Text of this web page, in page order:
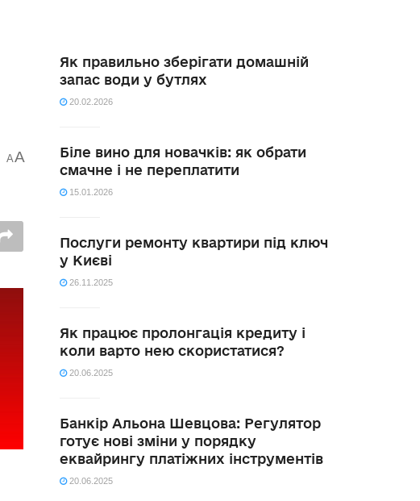
AA
Як правильно зберігати домашній
запас води у бутлях
20.02.2026
Біле вино для новачків: як обрати
смачне і не переплатити
15.01.2026
Послуги ремонту квартири під ключ
у Києві
26.11.2025
Як працює пролонгація кредиту і
коли варто нею скористатися?
20.06.2025
Банкір Альона Шевцова: Регулятор
готує нові зміни у порядку
еквайрингу платіжних інструментів
20.06.2025